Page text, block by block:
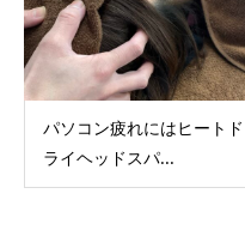
パソコン疲れにはヒートド
ライヘッドスパ...